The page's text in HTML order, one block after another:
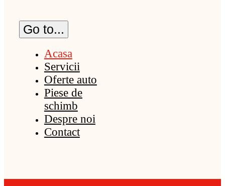
Go to...
Acasa
Servicii
Oferte auto
Piese de
schimb
Despre noi
Contact